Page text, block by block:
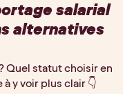
salarial
alternatives
Quel statut choisir en
y voir plus clair 👇